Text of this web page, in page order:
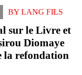
BY LANG FILS
sur le Livre et
Diomaye
la refondation